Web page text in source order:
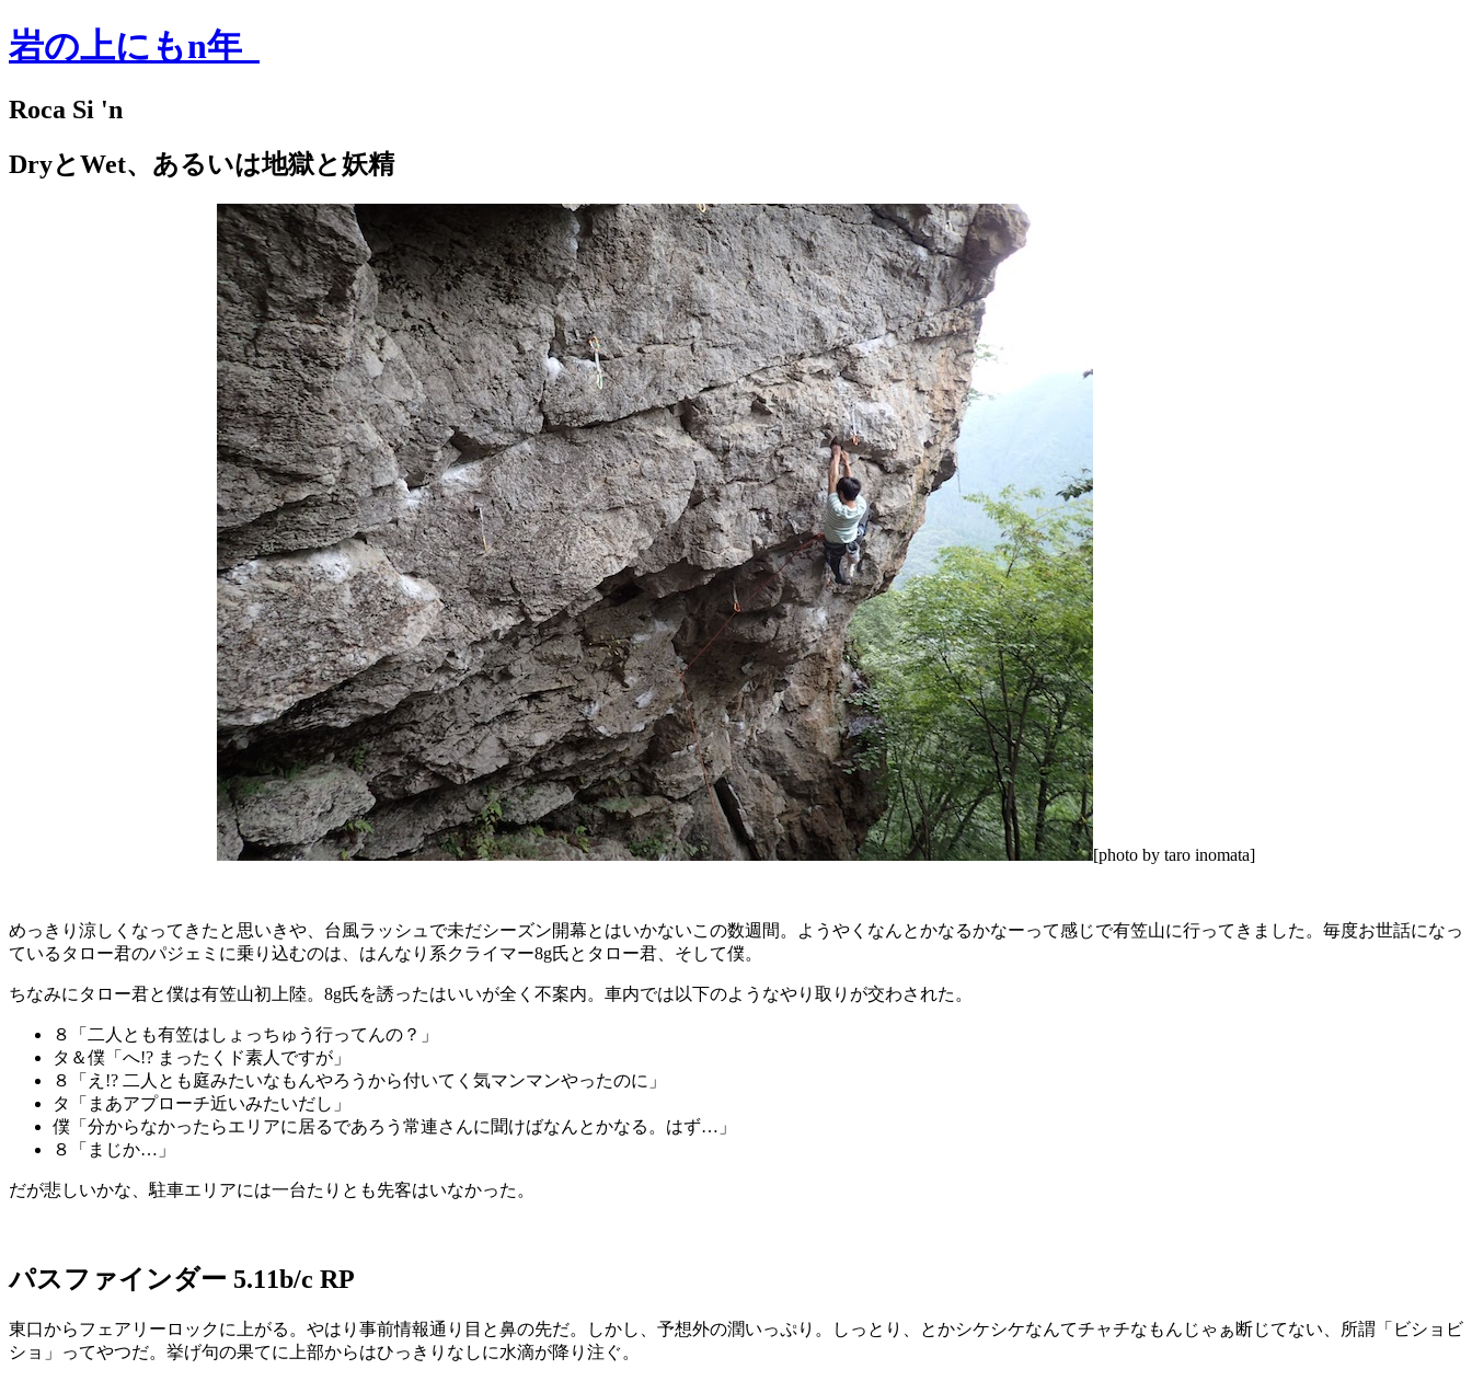
岩の上にもn年
Roca Si 'n
DryとWet、あるいは地獄と妖精
[photo by taro inomata]
めっきり涼しくなってきたと思いきや、台風ラッシュで未だシーズン開幕とはいかないこの数週間。ようやくなんとかなるかなーって感じで有笠山に行ってきました。毎度お世話になっ
ているタロー君のパジェミに乗り込むのは、はんなり系クライマー8g氏とタロー君、そして僕。
ちなみにタロー君と僕は有笠山初上陸。8g氏を誘ったはいいが全く不案内。車内では以下のようなやり取りが交わされた。
８「二人とも有笠はしょっちゅう行ってんの？」
タ＆僕「へ!? まったくド素人ですが」
８「え!? 二人とも庭みたいなもんやろうから付いてく気マンマンやったのに」
タ「まあアプローチ近いみたいだし」
僕「分からなかったらエリアに居るであろう常連さんに聞けばなんとかなる。はず…」
８「まじか…」
だが悲しいかな、駐車エリアには一台たりとも先客はいなかった。
パスファインダー 5.11b/c RP
東口からフェアリーロックに上がる。やはり事前情報通り目と鼻の先だ。しかし、予想外の潤いっぷり。しっとり、とかシケシケなんてチャチなもんじゃぁ断じてない、所謂「ビショビ
ショ」ってやつだ。挙げ句の果てに上部からはひっきりなしに水滴が降り注ぐ。